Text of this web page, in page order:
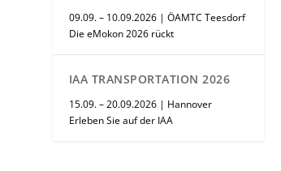
09.09. – 10.09.2026 | ÖAMTC Teesdorf
Die eMokon 2026 rückt
IAA TRANSPORTATION 2026
15.09. – 20.09.2026 | Hannover
Erleben Sie auf der IAA